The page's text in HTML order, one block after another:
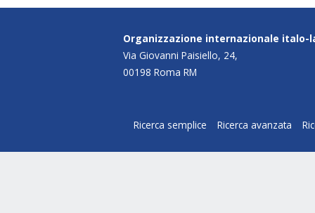
Organizzazione internazionale italo-
Via Giovanni Paisiello, 24,
00198 Roma RM
Ricerca semplice Ricerca avanzata